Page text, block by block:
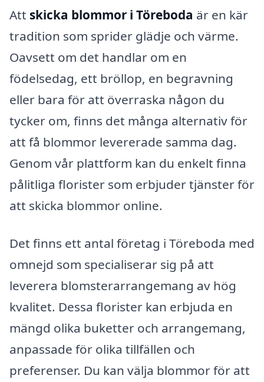
Att skicka blommor i Töreboda är en kär
tradition som sprider glädje och värme.
Oavsett om det handlar om en
födelsedag, ett bröllop, en begravning
eller bara för att överraska någon du
tycker om, finns det många alternativ för
att få blommor levererade samma dag.
Genom vår plattform kan du enkelt finna
pålitliga florister som erbjuder tjänster för
att skicka blommor online.
Det finns ett antal företag i Töreboda med
omnejd som specialiserar sig på att
leverera blomsterarrangemang av hög
kvalitet. Dessa florister kan erbjuda en
mängd olika buketter och arrangemang,
anpassade för olika tillfällen och
preferenser. Du kan välja blommor för att